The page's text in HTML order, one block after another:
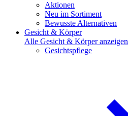
Aktionen
Neu im Sortiment
Bewusste Alternativen
Gesicht & Körper
Alle Gesicht & Körper anzeigen
Gesichtspflege